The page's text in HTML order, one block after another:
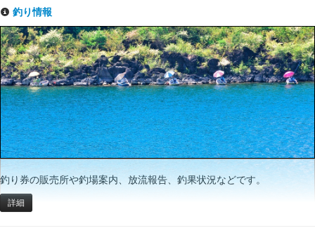
釣り情報
釣り券の販売所や釣場案内、放流報告、釣果状況などです。
詳細